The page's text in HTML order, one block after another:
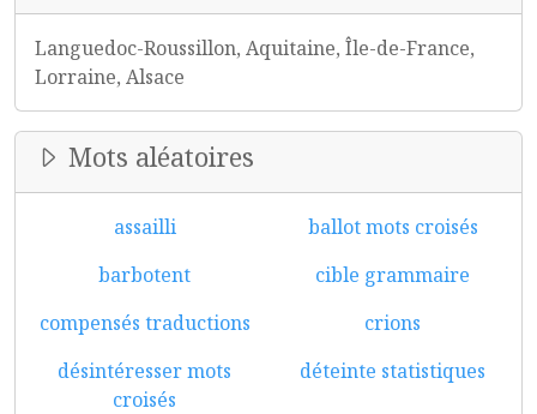
Languedoc-Roussillon, Aquitaine, Île-de-France,
Lorraine, Alsace
Mots aléatoires
assailli
ballot mots croisés
barbotent
cible grammaire
compensés traductions
crions
désintéresser mots
croisés
déteinte statistiques